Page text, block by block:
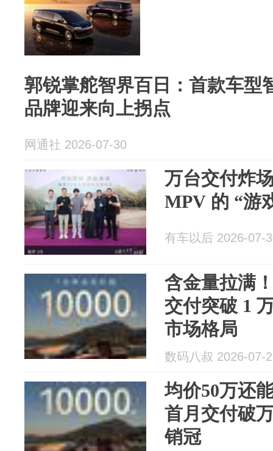
郭锐掌舵智界百日：首款车型
品牌迎来向上拐点
网通社 2026-07-30
万台交付炸
MPV 的 “游
有车以后 2026-07-
含金量拉满
交付突破 1
市场格局
数码八叔 2026-07-
均价50万还
首月交付破
销冠